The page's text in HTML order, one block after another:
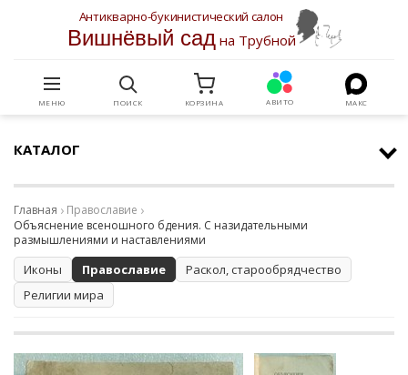
Антикварно-букинистический салон
Вишнёвый садна Трубной
МЕНЮ ПОИСК КОРЗИНА АВИТО МАКС
КАТАЛОГ
Главная
Православие
Объяснение всеношного бдения. С назидательными
размышлениями и наставлениями
Иконы Православие
Раскол, старообрядчество
Религии мира